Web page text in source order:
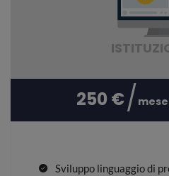
250 €
Sviluppo linguaggio di